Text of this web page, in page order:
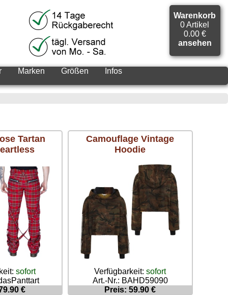
Warenkorb
0 Artikel
0.00 €
ansehen
Marken Größen Infos
Tartan
sofort
€
Camouflage Vintage
Hoodie
Verfügbarkeit:sofort
Art.-Nr.: BAHD59090
Preis: 59.90 €